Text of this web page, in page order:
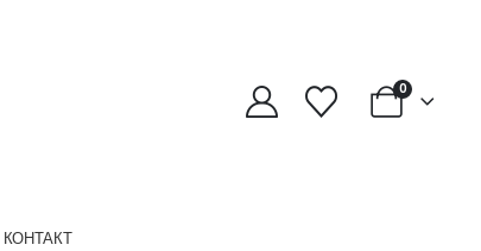
0
КОНТАКТ